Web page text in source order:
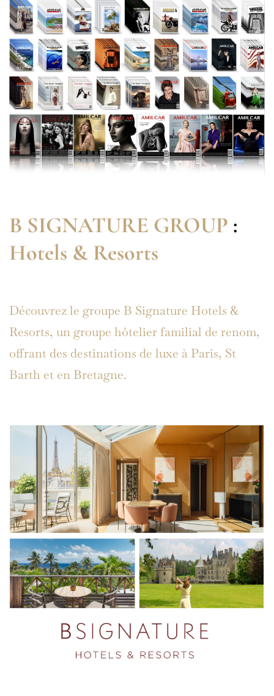
B SIGNATURE GROUP :
Hotels & Resorts
Découvrez le groupe B Signature Hotels &
Resorts, un groupe hôtelier familial de renom,
offrant des destinations de luxe à Paris, St
Barth et en Bretagne.